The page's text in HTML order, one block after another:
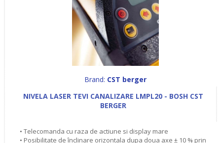
Brand: CST berger
NIVELA LASER TEVI CANALIZARE LMPL20 - BOSH CST
BERGER
• Telecomanda cu raza de actiune si display mare
• Posibilitate de înclinare orizontala dupa doua axe ± 10 % prin